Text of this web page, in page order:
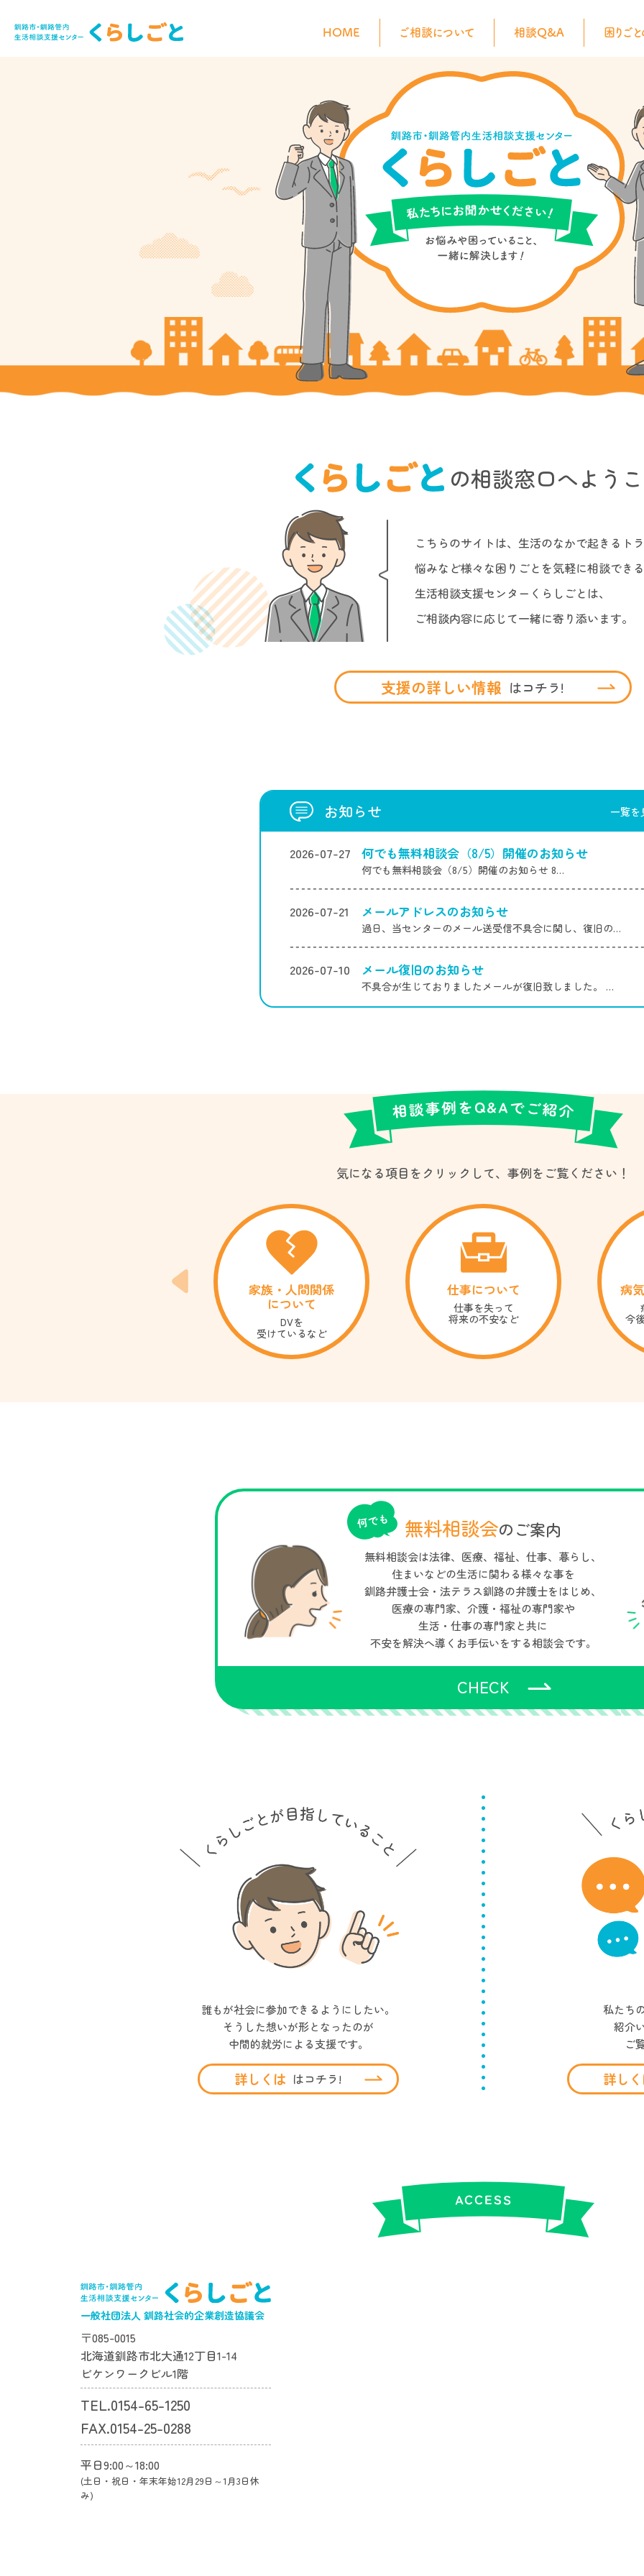
HOME ご相談について 相談Q&A 困りご
の相談窓口へよう
こちらのサイトは、生活のなかで起きるト
悩みなど様々な困りごとを気軽に相談でき
生活相談支援センターくらしごとは、
ご相談内容に応じて一緒に寄り添います。
支援の詳しい情報 はコチラ!
お知らせ 一覧を
2026-07-27 何でも無料相談会（8/5）開催のお知らせ
何でも無料相談会（8/5）開催のお知らせ 8…
2026-07-21 メールアドレスのお知らせ
過日、当センターのメール送受信不具合に関し、復旧の…
2026-07-10 メール復旧のお知らせ
不具合が生じておりましたメールが復旧致しました。 …
気になる項目をクリックして、事例をご覧ください！
家族・人間関係
について
DVを
受けている など
仕事について
仕事を失って
将来の不安など
病
今
無料相談会のご案内
無料相談会は法律、医療、福祉、仕事、暮らし、
住まいなどの生活に関わる様々な事を
釧路弁護士会・法テラス釧路の弁護士をはじめ、
医療の専門家、介護・福祉の専門家や
生活・仕事の専門家と共に
不安を解決へ導くお手伝いをする相談会です。
CHECK
誰もが社会に参加できるようにしたい。
そうした想いが形となったのが
中間的就労による支援です。
詳しくは はコチラ!
私たち
紹介
ご
詳し
一般社団法人 釧路社会的企業創造協議会
〒085-0015
北海道釧路市北大通12丁目1-14
ビケンワークビル1階
TEL.0154-65-1250
FAX.0154-25-0288
平日9:00～18:00
(土日・祝日・年末年始12月29日～1月3日休
み)